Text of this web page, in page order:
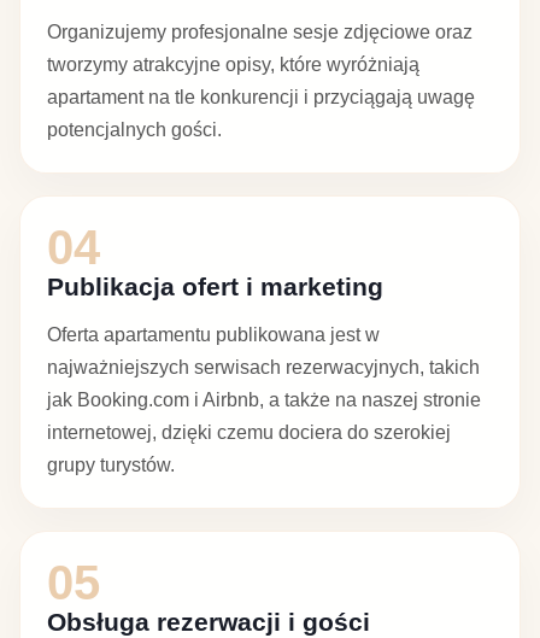
Organizujemy profesjonalne sesje zdjęciowe oraz
tworzymy atrakcyjne opisy, które wyróżniają
apartament na tle konkurencji i przyciągają uwagę
potencjalnych gości.
04
Publikacja ofert i marketing
Oferta apartamentu publikowana jest w
najważniejszych serwisach rezerwacyjnych, takich
jak Booking.com i Airbnb, a także na naszej stronie
internetowej, dzięki czemu dociera do szerokiej
grupy turystów.
05
Obsługa rezerwacji i gości